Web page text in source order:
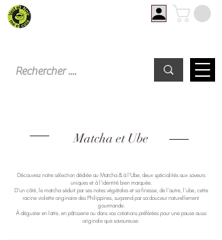
Matcha et Ube
Découvrez notre sélection dédiée au Matcha & à l’Ube, deux spécialités aux saveurs
uniques et à l’identité bien marquée.
D’un côté, le matcha séduit par ses notes végétales et sa finesse, de l’autre, l’ube, cette
racine violette originaire des Philippines, surprend par sa douceur naturellement
gourmande.
À déguster en latte, en pâtisserie ou dans vos créations préférées pour une pause aussi
originale que savoureuse.